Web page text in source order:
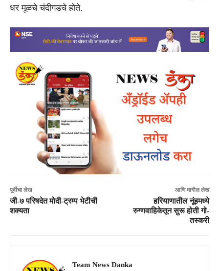
धर मूळचे चंदीगडचे होते.
पूर्वीचा लेख
जी-७ परिषदेत मोदी-ट्रम्प भेटीची
शक्यता
आणि मागील लेख
हरियाणातील नूंहमध्ये
रुग्णवाहिकेतून सुरू होती गो-
तस्करी
Team News Danka